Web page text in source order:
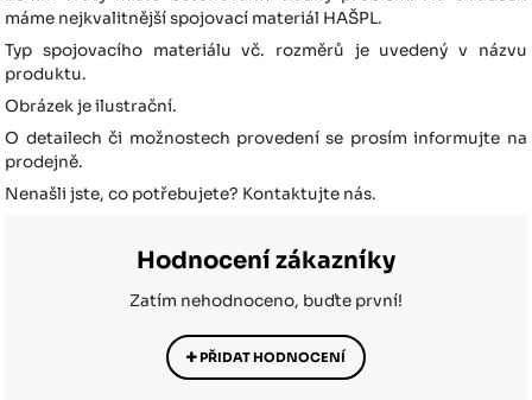
máme nejkvalitnější spojovací materiál HAŠPL.
Typ spojovacího materiálu vč. rozměrů je uvedený v názvu
produktu.
Obrázek je ilustrační.
O detailech či možnostech provedení se prosím informujte na
prodejně.
Nenašli jste, co potřebujete? Kontaktujte nás.
Hodnocení zákazníky
Zatím nehodnoceno, buďte první!
PŘIDAT HODNOCENÍ